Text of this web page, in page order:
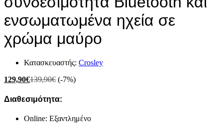
ενσωματωμένα ηχεία σε
χρώμα μαύρο
Κατασκευαστής: Crosley
129,90€139,90€ (-7%)
Διαθεσιμότητα:
Online: Εξαντλημένο